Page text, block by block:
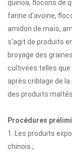
quinoa, flocons de
farine d'avoine,
amidon de maïs,
s'agit de produits
broyage des
cultivées telles que
après criblage de
des produits
Procédures
1. Les produits
chinois ;